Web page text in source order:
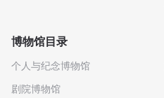
博物馆目录
个人与纪念博物馆
剧院博物馆